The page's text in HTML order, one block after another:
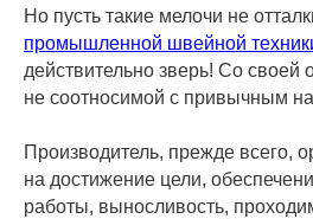
Но пусть такие мелочи не
промышленной швейной
действительно зверь! Со своей
не соотносимой с привычным
Производитель, прежде всего,
на достижение цели,
работы, выносливость,